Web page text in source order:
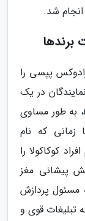
شد.
برندها
پپسی را
در یک
به طور مساوی
زمانی که نام
کوکاکولا را
پیشانی مغز
مسئول پردازش
تبلیغات قوی و